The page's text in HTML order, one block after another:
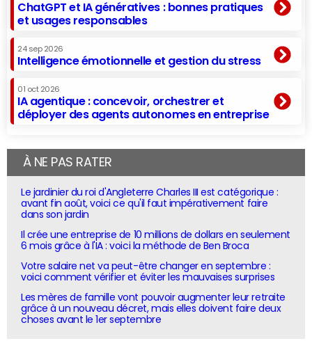
ChatGPT et IA génératives : bonnes pratiques
et usages responsables
24 sep 2026
Intelligence émotionnelle et gestion du stress
01 oct 2026
IA agentique : concevoir, orchestrer et
déployer des agents autonomes en entreprise
À NE PAS RATER
Le jardinier du roi d'Angleterre Charles III est catégorique :
avant fin août, voici ce qu'il faut impérativement faire
dans son jardin
Il crée une entreprise de 10 millions de dollars en seulement
6 mois grâce à l'IA : voici la méthode de Ben Broca
Votre salaire net va peut-être changer en septembre :
voici comment vérifier et éviter les mauvaises surprises
Les mères de famille vont pouvoir augmenter leur retraite
grâce à un nouveau décret, mais elles doivent faire deux
choses avant le 1er septembre